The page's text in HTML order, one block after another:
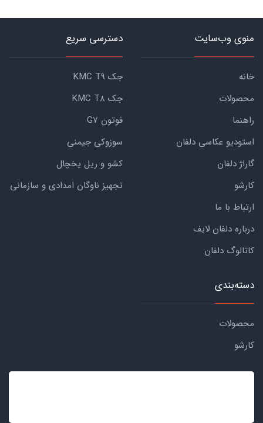
منوی وب‌سایت
خانه
محصولات
راهنما
استودیو عکاسی دلفان
گاراژ دلفان
کارشو
ارتباط با ما
درباره دلفان لایف
کاتالوگ دلفان
دسترسی سریع
جک KMC T9
جک KMC T8
فوتون G7
سوزوکی جیمنی
کشو و ریل یخچال
تجهیز ناوگان امدادی و سازمانی
دسته‌بندی
محصولات
کارشو